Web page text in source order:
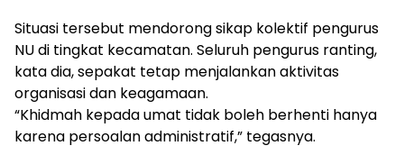
Situasi tersebut mendorong sikap kolektif pengurus
NU di tingkat kecamatan. Seluruh pengurus ranting,
kata dia, sepakat tetap menjalankan aktivitas
organisasi dan keagamaan.
“Khidmah kepada umat tidak boleh berhenti hanya
karena persoalan administratif,” tegasnya.